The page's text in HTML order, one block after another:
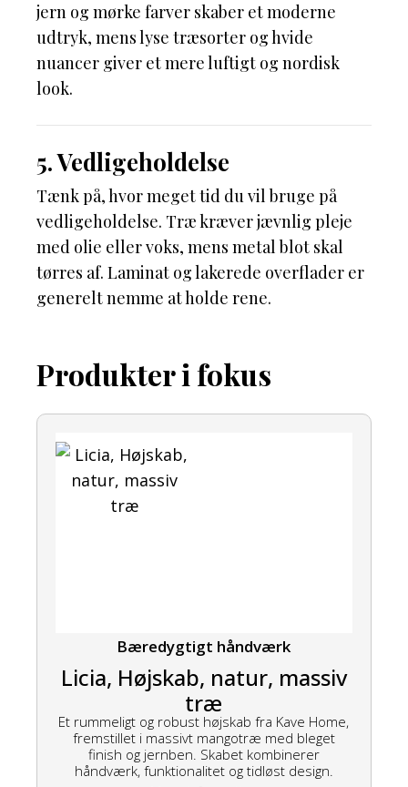
jern og mørke farver skaber et moderne
udtryk, mens lyse træsorter og hvide
nuancer giver et mere luftigt og nordisk
look.
5. Vedligeholdelse
Tænk på, hvor meget tid du vil bruge på
vedligeholdelse. Træ kræver jævnlig pleje
med olie eller voks, mens metal blot skal
tørres af. Laminat og lakerede overflader er
generelt nemme at holde rene.
Produkter i fokus
Bæredygtigt håndværk
Licia, Højskab, natur, massiv
træ
Et rummeligt og robust højskab fra Kave Home,
fremstillet i massivt mangotræ med bleget
finish og jernben. Skabet kombinerer
håndværk, funktionalitet og tidløst design.